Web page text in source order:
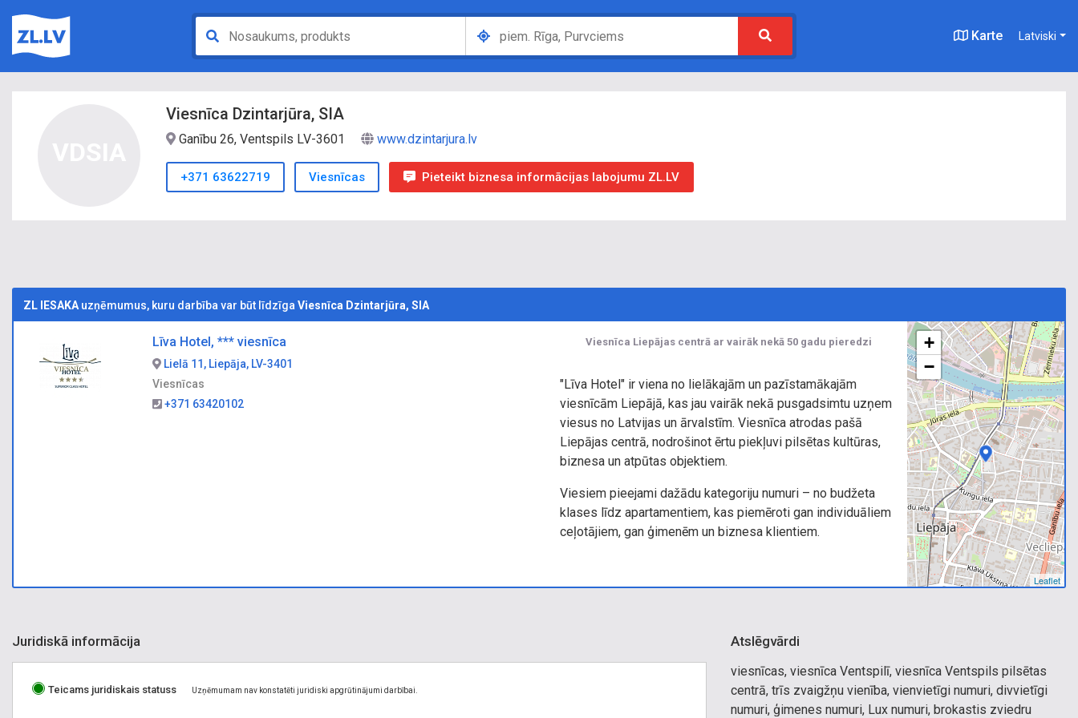
Karte Latviski
Viesnīca Dzintarjūra, SIA
Ganību 26, Ventspils LV-3601 www.dzintarjura.lv
+371 63622719 Viesnīcas Pieteikt biznesa informācijas labojumu ZL.LV
ZL IESAKA uzņēmumus, kuru darbība var būt līdzīga Viesnīca Dzintarjūra, SIA
Līva Hotel, *** viesnīca
Lielā 11, Liepāja, LV-3401
Viesnīcas
+371 63420102
Viesnīca Liepājas centrā ar vairāk nekā 50 gadu pieredzi
"Līva Hotel" ir viena no lielākajām un pazīstamākajām
viesnīcām Liepājā, kas jau vairāk nekā pusgadsimtu uzņem
viesus no Latvijas un ārvalstīm. Viesnīca atrodas pašā
Liepājas centrā, nodrošinot ērtu piekļuvi pilsētas kultūras,
biznesa un atpūtas objektiem.
Viesiem pieejami dažādu kategoriju numuri – no budžeta
klases līdz apartamentiem, kas piemēroti gan individuāliem
ceļotājiem, gan ģimenēm un biznesa klientiem.
+
−
Leaflet
Juridiskā informācija
Teicams juridiskais statuss Uzņēmumam nav konstatēti juridiski apgrūtinājumi darbībai.
Atslēgvārdi
viesnīcas, viesnīca Ventspilī, viesnīca Ventspils pilsētas
centrā, trīs zvaigžņu vienība, vienvietīgi numuri, divvietīgi
numuri, ģimenes numuri, Lux numuri, brokastis zviedru